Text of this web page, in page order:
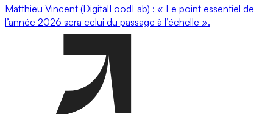
Matthieu Vincent (DigitalFoodLab) : « Le point essentiel de
l’année 2026 sera celui du passage à l’échelle ».